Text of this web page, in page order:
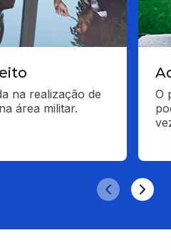
na realização de
área militar.
O